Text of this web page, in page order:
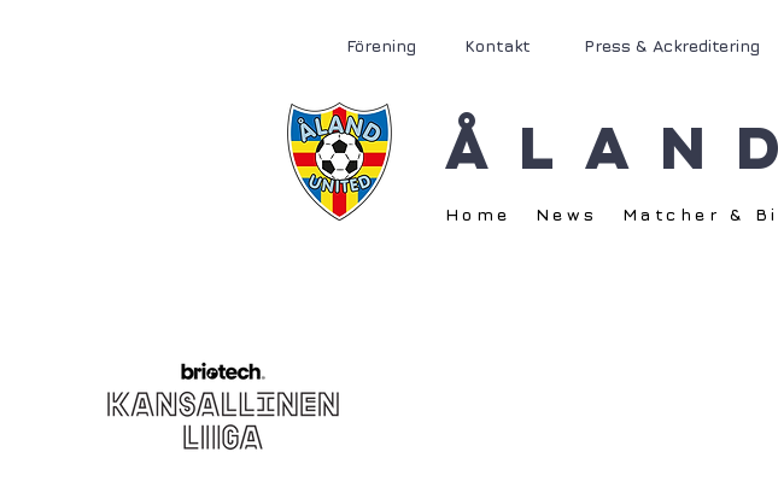
Förening Kontakt Press & Ackreditering
Home News Matcher &